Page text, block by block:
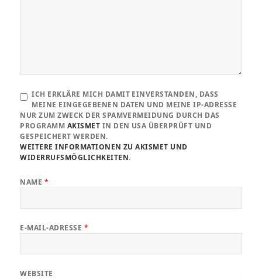
ICH ERKLÄRE MICH DAMIT EINVERSTANDEN, DASS
MEINE EINGEGEBENEN DATEN UND MEINE IP-ADRESSE
NUR ZUM ZWECK DER SPAMVERMEIDUNG DURCH DAS
PROGRAMM AKISMET IN DEN USA ÜBERPRÜFT UND
GESPEICHERT WERDEN.
WEITERE INFORMATIONEN ZU AKISMET UND
WIDERRUFSMÖGLICHKEITEN.
NAME *
E-MAIL-ADRESSE *
WEBSITE